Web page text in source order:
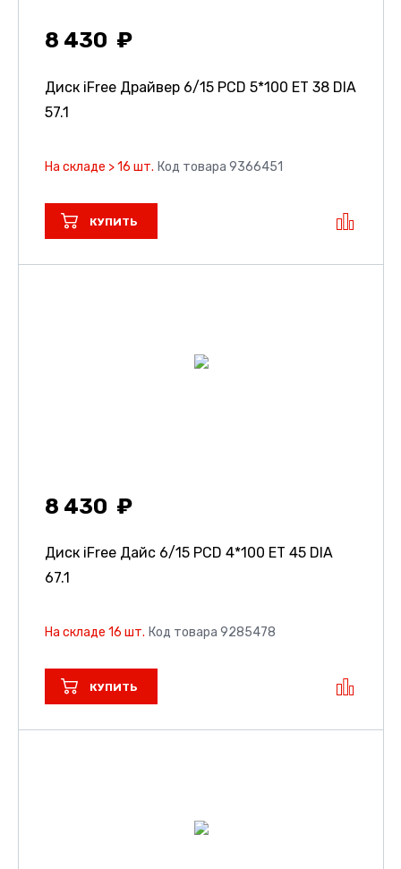
8 430
Диск iFree Драйвер 6/15 PCD 5*100 ET 38 DIA
57.1
На складе > 16 шт. Код товара 9366451
КУПИТЬ
8 430
Диск iFree Дайс 6/15 PCD 4*100 ET 45 DIA
67.1
На складе 16 шт. Код товара 9285478
КУПИТЬ